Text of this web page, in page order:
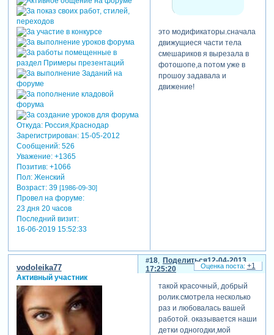
Откуда:Россия,Краснодар
Зарегистрирован: 15-05-2012
Сообщений:526
Уважение: +1365
Позитив: +1066
Пол:Женский
Возраст:39 [1986-09-30]
Провел на форуме:
23 дня 20 часов
Последний визит:
16-06-2019 15:52:33
это модификаторы.сначала
движущиеся части тела
смешариков я вырезала в
фотошопе,а потом уже в
прошоу задавала и
движение!
Поделиться
18
12-04-2013
17:25:20
vodoleika77
Активный участник
такой красочный, добрый
ролик.смотрела несколько
раз и любовалась вашей
работой. оказывается наши
детки одногодки,мой
+1